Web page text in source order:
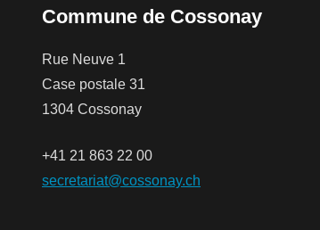
Commune de Cossonay
Rue Neuve 1
Case postale 31
1304 Cossonay
+41 21 863 22 00
secretariat@cossonay.ch